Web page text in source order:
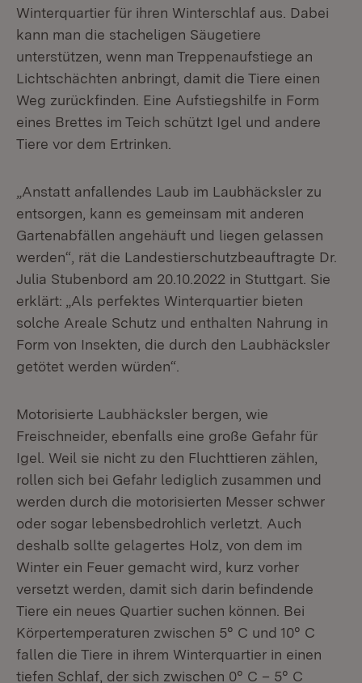
Winterquartier für ihren Winterschlaf aus. Dabei
kann man die stacheligen Säugetiere
unterstützen, wenn man Treppenaufstiege an
Lichtschächten anbringt, damit die Tiere einen
Weg zurückfinden. Eine Aufstiegshilfe in Form
eines Brettes im Teich schützt Igel und andere
Tiere vor dem Ertrinken.
„Anstatt anfallendes Laub im Laubhäcksler zu
entsorgen, kann es gemeinsam mit anderen
Gartenabfällen angehäuft und liegen gelassen
werden“, rät die Landestierschutzbeauftragte Dr.
Julia Stubenbord am 20.10.2022 in Stuttgart. Sie
erklärt: „Als perfektes Winterquartier bieten
solche Areale Schutz und enthalten Nahrung in
Form von Insekten, die durch den Laubhäcksler
getötet werden würden“.
Motorisierte Laubhäcksler bergen, wie
Freischneider, ebenfalls eine große Gefahr für
Igel. Weil sie nicht zu den Fluchttieren zählen,
rollen sich bei Gefahr lediglich zusammen und
werden durch die motorisierten Messer schwer
oder sogar lebensbedrohlich verletzt. Auch
deshalb sollte gelagertes Holz, von dem im
Winter ein Feuer gemacht wird, kurz vorher
versetzt werden, damit sich darin befindende
Tiere ein neues Quartier suchen können. Bei
Körpertemperaturen zwischen 5° C und 10° C
fallen die Tiere in ihrem Winterquartier in einen
tiefen Schlaf, der sich zwischen 0° C – 5° C